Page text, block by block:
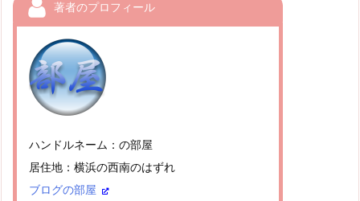
著者のプロフィール
ハンドルネーム：の部屋
居住地：横浜の西南のはずれ
ブログの部屋